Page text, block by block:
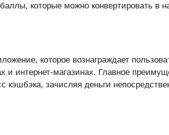
которые можно конвертировать в
которое вознаграждает
и интернет-магазинах. Главное
кэшбэка, зачисляя деньги